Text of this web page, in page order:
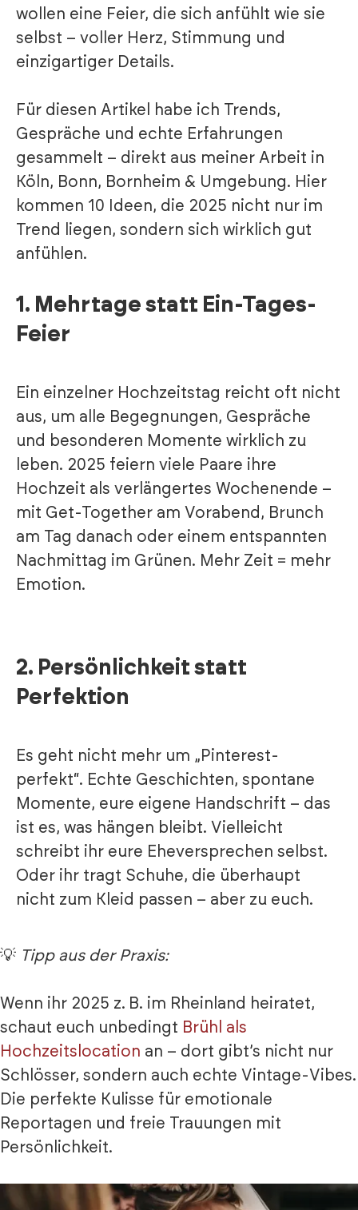
wollen eine Feier, die sich anfühlt wie sie
selbst – voller Herz, Stimmung und
einzigartiger Details.
Für diesen Artikel habe ich Trends,
Gespräche und echte Erfahrungen
gesammelt – direkt aus meiner Arbeit in
Köln, Bonn, Bornheim & Umgebung. Hier
kommen 10 Ideen, die 2025 nicht nur im
Trend liegen, sondern sich wirklich gut
anfühlen.
1. Mehrtage statt Ein-Tages-
Feier
Ein einzelner Hochzeitstag reicht oft nicht
aus, um alle Begegnungen, Gespräche
und besonderen Momente wirklich zu
leben. 2025 feiern viele Paare ihre
Hochzeit als verlängertes Wochenende –
mit Get-Together am Vorabend, Brunch
am Tag danach oder einem entspannten
Nachmittag im Grünen. Mehr Zeit = mehr
Emotion.
2. Persönlichkeit statt
Perfektion
Es geht nicht mehr um „Pinterest-
perfekt“. Echte Geschichten, spontane
Momente, eure eigene Handschrift – das
ist es, was hängen bleibt. Vielleicht
schreibt ihr eure Eheversprechen selbst.
Oder ihr tragt Schuhe, die überhaupt
nicht zum Kleid passen – aber zu euch.
💡 Tipp aus der Praxis:
Wenn ihr 2025 z. B. im Rheinland heiratet,
schaut euch unbedingt Brühl als
Hochzeitslocation an – dort gibt’s nicht nur
Schlösser, sondern auch echte Vintage-Vibes.
Die perfekte Kulisse für emotionale
Reportagen und freie Trauungen mit
Persönlichkeit.